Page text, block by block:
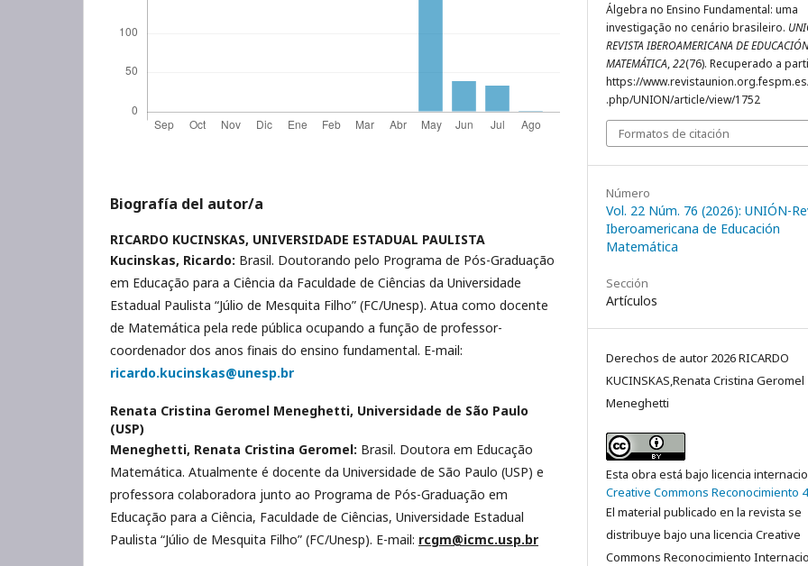
Biografía del autor/a
RICARDO KUCINSKAS, UNIVERSIDADE ESTADUAL PAULISTA
Kucinskas, Ricardo: Brasil. Doutorando pelo Programa de Pós-Graduação
em Educação para a Ciência da Faculdade de Ciências da Universidade
Estadual Paulista “Júlio de Mesquita Filho” (FC/Unesp). Atua como docente
de Matemática pela rede pública ocupando a função de professor-
coordenador dos anos finais do ensino fundamental. E-mail:
ricardo.kucinskas@unesp.br
Renata Cristina Geromel Meneghetti, Universidade de São Paulo
(USP)
Meneghetti, Renata Cristina Geromel: Brasil. Doutora em Educação
Matemática. Atualmente é docente da Universidade de São Paulo (USP) e
professora colaboradora junto ao Programa de Pós-Graduação em
Educação para a Ciência, Faculdade de Ciências, Universidade Estadual
Paulista “Júlio de Mesquita Filho” (FC/Unesp). E-mail: rcgm@icmc.usp.br
Álgebra no Ensino Fundamental: uma
investigação no cenário brasileiro.
REVISTA IBEROAMERICANA DE EDUCACIÓN
MATEMÁTICA,22(76). Recuperado a
https://
.php/UNION/article/view/1752
Formatos de citación
Número
Vol. 22 Núm. 76 (2026): UNIÓN-
Iberoamericana de Educación
Matemática
Sección
Artículos
Derechos de autor 2026 RICARDO
KUCINSKAS,Renata Cristina Geromel
Meneghetti
Esta obra está bajo licencia
Creative Commons Reconocimiento
El material publicado en la revista se
distribuye bajo una licencia Creative
Commons Reconocimiento